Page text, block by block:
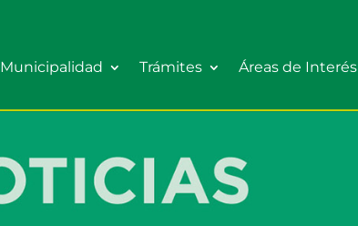
Municipalidad Trámites Áreas de Interés